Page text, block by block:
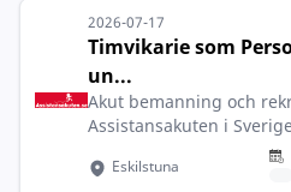
2026-07-17
Timvikarie som
un...
Akut bemanning och
Assistansakuten i
Eskilstuna